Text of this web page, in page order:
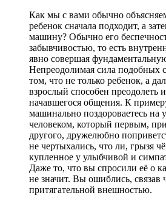
Как мы с вами обычно
ребенок сначала подходит, а
машину? Обычно его
забывчивостью, то есть
явно совершая
Непреодолимая сила подобных
том, что не только ребенок, а
взрослый способен преодолеть
начавшегося общения. К
машинально поздороваетесь на
человеком, который первым,
другого, дружелюбно
не чертыхались, что ли, грызя
купленное у улыбчивой и
Даже то, что вы спросили её о
не значит. Вы ошиблись, связав
притягательной внешностью.